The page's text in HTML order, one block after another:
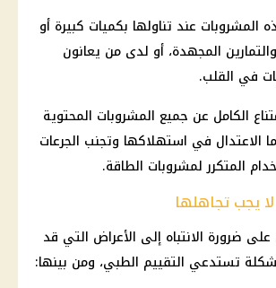
المشروبات عند تناولها بكميات كبيرة أو
المجهدة، أو لدى من يعانون
في القلب.
الكامل عن جميع المشروبات المحتوية
الاعتدال في استهلاكها وتجنب الجرعات
المتكرر لمشروبات الطاقة.
يجب تجاهلها
ضرورة الانتباه إلى الأعراض التي قد
تستدعي التقييم الطبي، ومن بينها: